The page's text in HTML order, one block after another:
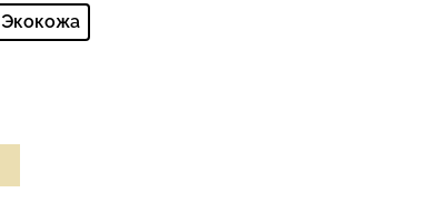
Экокожа